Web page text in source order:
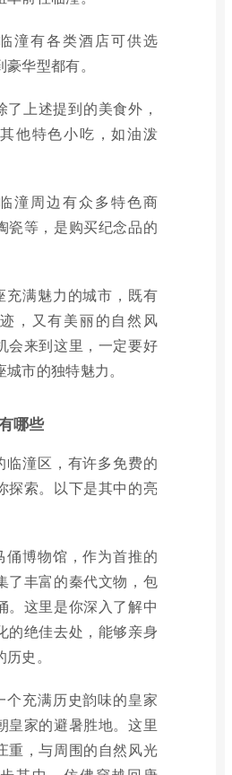
临潼有各类酒店可供选
华型都有。
了上述提到的美食外，
他特色小吃，如油泼
临潼周边有众多特色商
瓷等，是购买纪念品的
充满魅力的城市，既有
，又有美丽的自然风
会来到这里，一定要好
市的独特魅力。
哪些
临潼区，有许多免费的
探索。以下是其中的亮
俑博物馆，作为首推的
了丰富的秦代文物，包
。这里是你深入了解中
的绝佳去处，能够亲身
史。
个充满历史韵味的皇家
皇家的避暑胜地。这里
重，与周围的自然风光